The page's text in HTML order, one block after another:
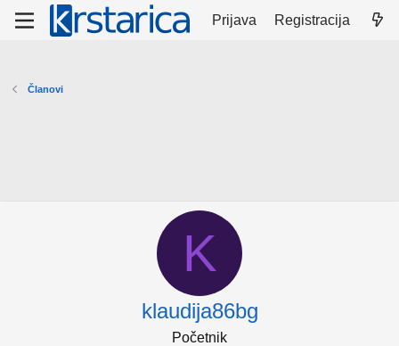
Prijava Registracija
Članovi
K
klaudija86bg
Početnik